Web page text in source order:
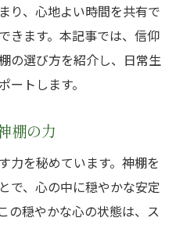
り、心地よい時間を共有で
きます。本記事では、信仰
の選び方を紹介し、日常生
ートします。
棚の力
力を秘めています。神棚を
で、心の中に穏やかな安定
の穏やかな心の状態は、ス